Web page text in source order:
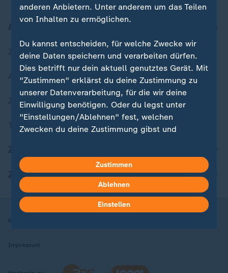
Zuletzt veröffentlicht
Aktuelle Sendungs-Videos
ZDFheute Stories
Themen im Überblick
ZDFheute Apps
Nutzungsbedingungen
Impressum
anderen Anbietern. Unter anderem um das Teilen
von Inhalten zu ermöglichen.
Du kannst entscheiden, für welche Zwecke wir
deine Daten speichern und verarbeiten dürfen.
Dies betrifft nur dein aktuell genutztes Gerät. Mit
"Zustimmen" erklärst du deine Zustimmung zu
unserer Datenverarbeitung, für die wir deine
Einwilligung benötigen. Oder du legst unter
"Einstellungen/Ablehnen" fest, welchen
Zwecken du deine Zustimmung gibst und
in deinen Einstellungen widerrufen oder ändern.
Hier findest du das Impressum.
Weitere Informationen findest du in unserer
Datenschutzerklärung.
Zustimmen
Ablehnen
Einstellen